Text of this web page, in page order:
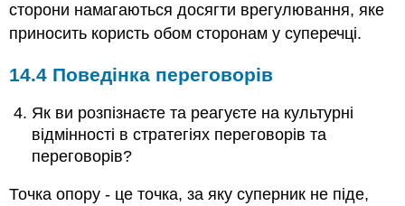
сторони намагаються досягти врегулювання, яке
приносить користь обом сторонам у суперечці.
14.4 Поведінка переговорів
Як ви розпізнаєте та реагуєте на культурні
відмінності в стратегіях переговорів та
переговорів?
Точка опору - це точка, за яку суперник не піде,